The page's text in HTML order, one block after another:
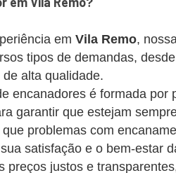
em Vila Remo,
tipos de demandas,
alta qualidade.
encanadores é formada
garantir que estejam
problemas com
satisfação e o bem-estar
preços justos e